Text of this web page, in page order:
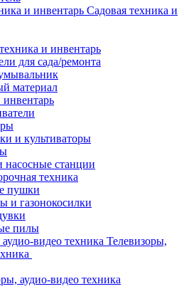
Садовая техника и
и инвентарь
для сада/ремонта
материал
и культиваторы
насосные станции
техника
пушки
и газонокосилки
пилы
Телевизоры,
аудио-видео техника